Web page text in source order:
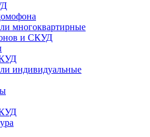
многоквартирные
и СКУД
индивидуальные